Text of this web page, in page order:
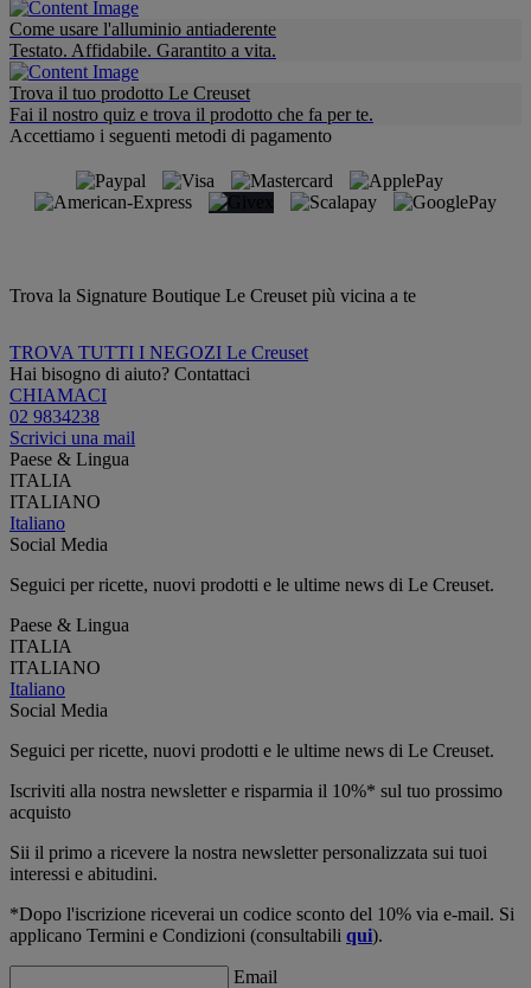
Come usare l'alluminio antiaderente
Testato. Affidabile. Garantito a vita.
Trova il tuo prodotto Le Creuset
Fai il nostro quiz e trova il prodotto che fa per te.
Accettiamo i seguenti metodi di pagamento
Trova la Signature Boutique Le Creuset più vicina a te
TROVA TUTTI I NEGOZI Le Creuset
Hai bisogno di aiuto? Contattaci
CHIAMACI
02 9834238
Scrivici una mail
Paese & Lingua
ITALIA
ITALIANO
Italiano
Social Media
Seguici per ricette, nuovi prodotti e le ultime news di Le Creuset.
Paese & Lingua
ITALIA
ITALIANO
Italiano
Social Media
Seguici per ricette, nuovi prodotti e le ultime news di Le Creuset.
Iscriviti alla nostra newsletter e risparmia il 10%* sul tuo prossimo
acquisto
Sii il primo a ricevere la nostra newsletter personalizzata sui tuoi
interessi e abitudini.
*Dopo l'iscrizione riceverai un codice sconto del 10% via e-mail. Si
applicano Termini e Condizioni (consultabili qui).
Email